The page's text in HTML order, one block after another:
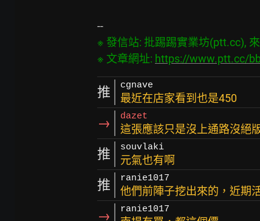
※ 發信站: 批踢踢實業坊(ptt.cc),
※ 文章網址: https://www.ptt.cc/
推 cgnave
最近在店家看到也是450
→ dazet
這張應該只是沒上通路沒絕
推 souvlaki
元氣也有啊
推 ranie1017
他們前陣子挖出來的，近期
→ ranie1017